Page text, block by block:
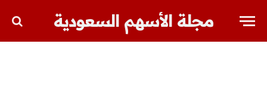
مجلة الأسهم السعودية